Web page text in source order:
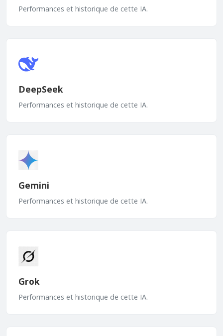
Performances et historique de cette IA.
DeepSeek
Performances et historique de cette IA.
Gemini
Performances et historique de cette IA.
Grok
Performances et historique de cette IA.